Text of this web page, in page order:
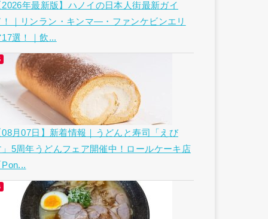
2026年最新版】ハノイの日本人街最新ガイ
！｜リンラン・キンマ―・ファンケビンエリ
17選！｜飲...
08月07日】新着情報｜うどんと寿司「えび
」5周年うどんフェア開催中！ロールケーキ店
Pon...